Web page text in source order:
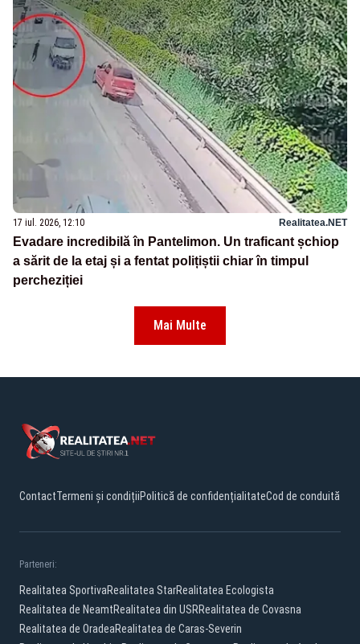
17 iul. 2026, 12:10 Realitatea.NET
Evadare incredibilă în Pantelimon. Un traficant șchiop
a sărit de la etaj și a fentat polițiștii chiar în timpul
percheziției
Mai Multe
ContactTermeni și condițiiPolitică de confidențialitateCod de conduită
Parteneri:
Realitatea SportivaRealitatea StarRealitatea Ecologista
Realitatea de NeamtRealitatea din USRRealitatea de Covasna
Realitatea de OradeaRealitatea de Caras-Severin